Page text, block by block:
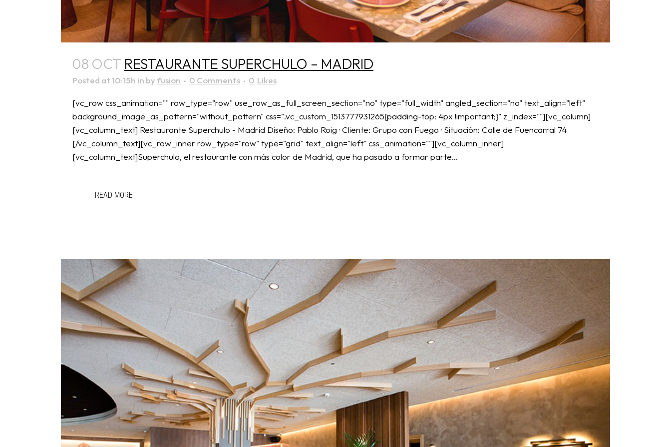
08 OCT RESTAURANTE SUPERCHULO – MADRID
Posted at 10:15h in byfusion 0 Comments 0 Likes
[vc_row css_animation="" row_type="row" use_row_as_full_screen_section="no" type="full_width" angled_section="no" text_align="left"
background_image_as_pattern="without_pattern" css=".vc_custom_1513777931265{padding-top: 4px !important;}" z_index=""][vc_column]
[vc_column_text] Restaurante Superchulo - Madrid Diseño: Pablo Roig · Cliente: Grupo con Fuego · Situación: Calle de Fuencarral 74
[/vc_column_text][vc_row_inner row_type="row" type="grid" text_align="left" css_animation=""][vc_column_inner]
[vc_column_text]Superchulo, el restaurante con más color de Madrid, que ha pasado a formar parte...
READ MORE